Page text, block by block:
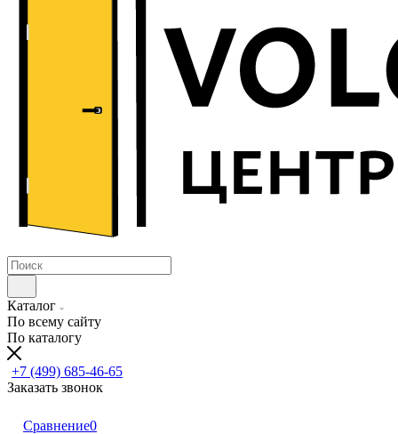
Каталог
По всему сайту
По каталогу
+7 (499) 685-46-65
Заказать звонок
Сравнение0